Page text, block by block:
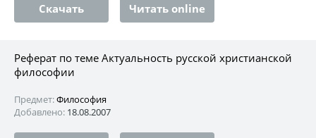
Скачать Читать online
Реферат по теме Актуальность русской христианской
философии
Предмет:Философия
Добавлено: 18.08.2007